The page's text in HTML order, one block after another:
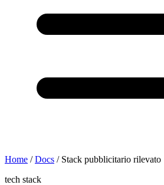
Home / Docs / Stack pubblicitario rilevato
tech stack